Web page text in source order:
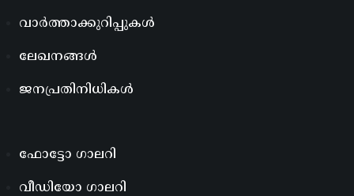
വാർത്താക്കുറിപ്പുകൾ
ലേഖനങ്ങൾ
ജനപ്രതിനിധികൾ
ഫോട്ടോ ഗാലറി
വീഡിയോ ഗാലറി